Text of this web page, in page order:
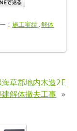
：施工実績 ,解体
草郡地内木造2F
建解体撤去工事 »